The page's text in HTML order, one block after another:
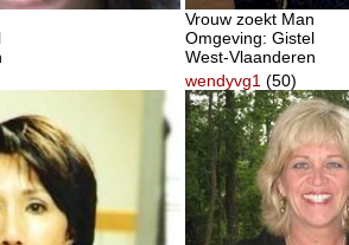
Vrouw zoekt Man
Omgeving: Gistel
West-Vlaanderen
wendyvg1 (50)